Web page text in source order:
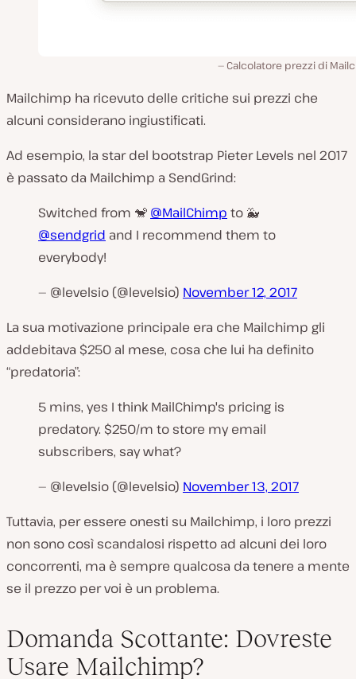
Calcolatore prezzi di
Mailchimp ha ricevuto delle critiche sui prezzi che
alcuni considerano ingiustificati.
Ad esempio, la star del bootstrap Pieter Levels nel 2017
è passato da Mailchimp a SendGrind:
Switched from 🐒 @MailChimp to 🐳
@sendgrid and I recommend them to
everybody!
— @levelsio (@levelsio) November 12, 2017
La sua motivazione principale era che Mailchimp gli
addebitava $250 al mese, cosa che lui ha definito
“predatoria”:
5 mins, yes I think MailChimp's pricing is
predatory. $250/m to store my email
subscribers, say what?
— @levelsio (@levelsio) November 13, 2017
Tuttavia, per essere onesti su Mailchimp, i loro prezzi
non sono così scandalosi rispetto ad alcuni dei loro
concorrenti, ma è sempre qualcosa da tenere a mente
se il prezzo per voi è un problema.
Domanda Scottante: Dovreste
Usare Mailchimp?